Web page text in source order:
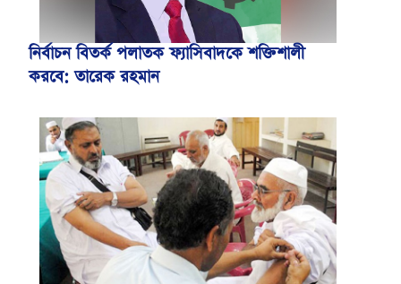
নির্বাচন বিতর্ক পলাতক ফ্যাসিবাদকে শক্তিশালী
করবে: তারেক রহমান